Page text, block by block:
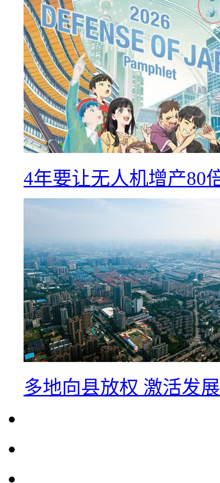
4年要让无人机增产80
多地向县放权 激活发